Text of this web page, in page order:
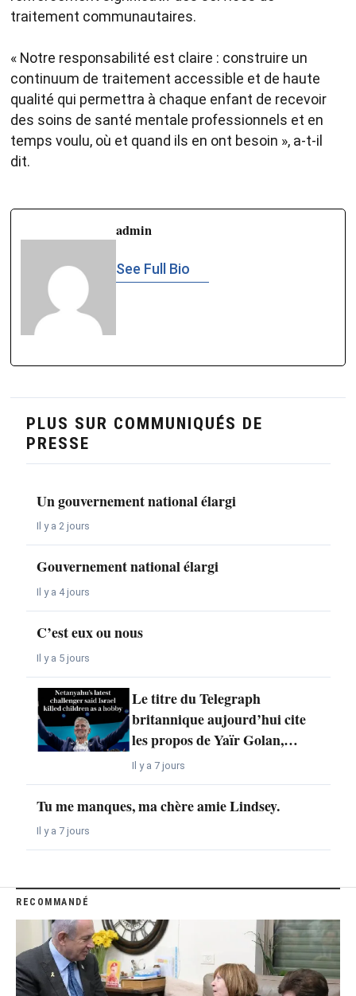
traitement communautaires.
« Notre responsabilité est claire : construire un
continuum de traitement accessible et de haute
qualité qui permettra à chaque enfant de recevoir
des soins de santé mentale professionnels et en
temps voulu, où et quand ils en ont besoin », a-t-il
dit.
admin
See Full Bio
PLUS SUR COMMUNIQUÉS DE
PRESSE
Un gouvernement national élargi
Il y a 2 jours
Gouvernement national élargi
Il y a 4 jours
C’est eux ou nous
Il y a 5 jours
Le titre du Telegraph
britannique aujourd’hui cite
les propos de Yaïr Golan,…
Il y a 7 jours
Tu me manques, ma chère amie Lindsey.
Il y a 7 jours
RECOMMANDÉ